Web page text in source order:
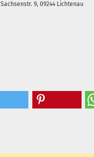
Sachsenstr. 9, 09244 Lichtenau